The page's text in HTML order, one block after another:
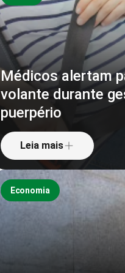
Médicos alertam
volante durante
puerpério
Leia mais
Economia